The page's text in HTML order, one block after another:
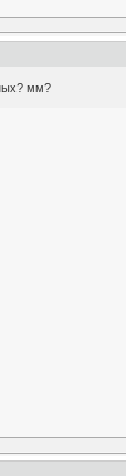
мм?